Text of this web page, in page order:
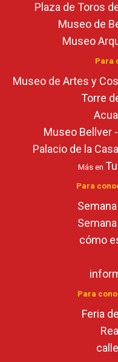
Plaza de Toros
Museo de
Museo
Para
Museo de Artes y
Torre
Museo Bellver
Palacio de la
Más en
Para
cómo
Para
Feria